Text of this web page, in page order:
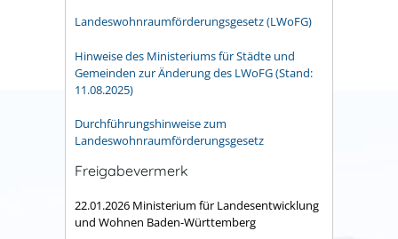
Landeswohnraumförderungsgesetz (LWoFG)
Hinweise des Ministeriums für Städte und
Gemeinden zur Änderung des LWoFG (Stand:
11.08.2025)
Durchführungshinweise zum
Landeswohnraumförderungsgesetz
Freigabevermerk
22.01.2026 Ministerium für Landesentwicklung
und Wohnen Baden-Württemberg